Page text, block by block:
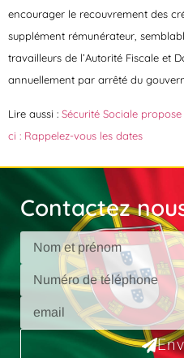
encourager le recouvrement des
supplément rémunérateur,
travailleurs de l’Autorité Fiscale et
annuellement par arrêté du
Lire aussi : Sécurité Sociale
ci : Rappelez-vous les dates
Contactez